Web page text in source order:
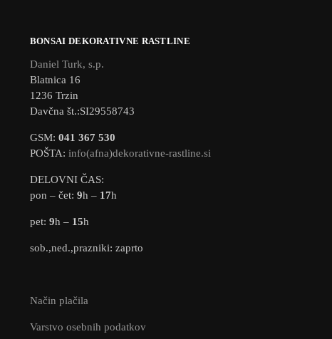
BONSAI DEKORATIVNE RASTLINE
Daniel Turk, s.p.
Blatnica 16
1236 Trzin
Davčna št.:SI29558743
GSM: 041 367 530
POŠTA: info(afna)dekorativne-rastline.si
DELOVNI ČAS:
pon – čet: 9h – 17h
pet: 9h – 15h
sob.,ned.,prazniki: zaprto
Način plačila
Varstvo osebnih podatkov